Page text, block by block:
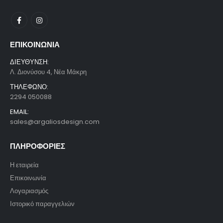
ΕΠΙΚΟΙΝΩΝΙΑ
ΔΙΕΥΘΥΝΣΗ:
Λ. Διονύσου 4, Νέα Μάκρη
ΤΗΛΕΦΩΝΟ:
2294 050088
EMAIL:
sales@argaliosdesign.com
ΠΛΗΡΟΦΟΡΙΕΣ
Η εταιρεία
Επικοινωνία
Λογαριασμός
Ιστορικό παραγγελιών